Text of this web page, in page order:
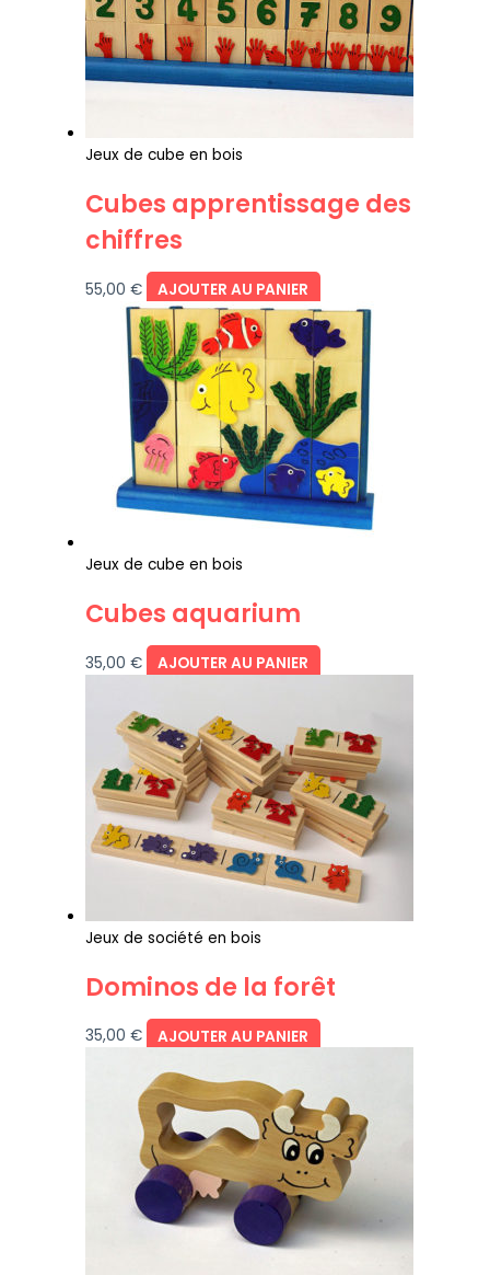
Jeux de cube en bois
Cubes apprentissage des
chiffres
55,00 € AJOUTER AU PANIER
Jeux de cube en bois
Cubes aquarium
35,00 € AJOUTER AU PANIER
Jeux de société en bois
Dominos de la forêt
35,00 € AJOUTER AU PANIER